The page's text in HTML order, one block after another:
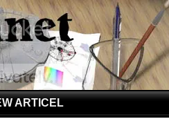
ARTICEL